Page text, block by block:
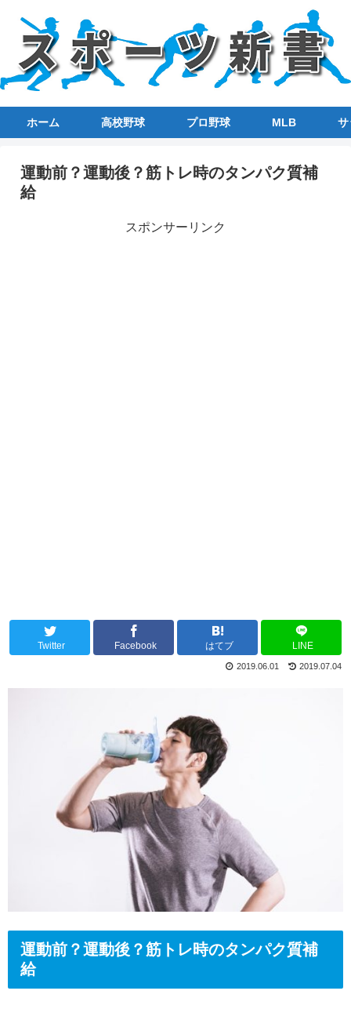
ホーム 高校野球 プロ野球 MLB サ
運動前？運動後？筋トレ時のタンパク質補
給
スポンサーリンク
Twitter Facebook はてブ LINE
2019.07.04
2019.06.01
運動前？運動後？筋トレ時のタンパク質補
給